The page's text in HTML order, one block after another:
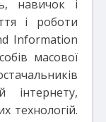
навичок і
і роботи
Information
масової
технологій.